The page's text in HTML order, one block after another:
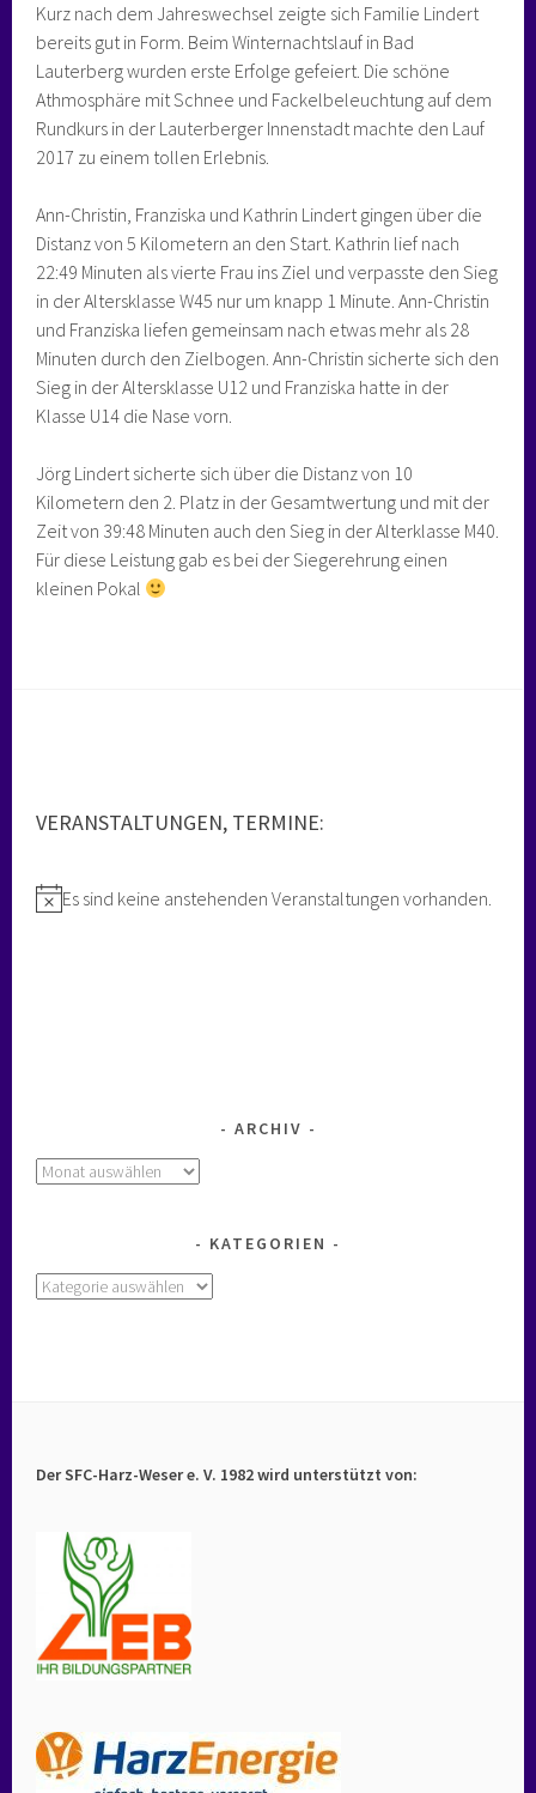
Kurz nach dem Jahreswechsel zeigte sich Familie Lindert
bereits gut in Form. Beim Winternachtslauf in Bad
Lauterberg wurden erste Erfolge gefeiert. Die schöne
Athmosphäre mit Schnee und Fackelbeleuchtung auf dem
Rundkurs in der Lauterberger Innenstadt machte den Lauf
2017 zu einem tollen Erlebnis.
Ann-Christin, Franziska und Kathrin Lindert gingen über die
Distanz von 5 Kilometern an den Start. Kathrin lief nach
22:49 Minuten als vierte Frau ins Ziel und verpasste den Sieg
in der Altersklasse W45 nur um knapp 1 Minute. Ann-Christin
und Franziska liefen gemeinsam nach etwas mehr als 28
Minuten durch den Zielbogen. Ann-Christin sicherte sich den
Sieg in der Altersklasse U12 und Franziska hatte in der
Klasse U14 die Nase vorn.
Jörg Lindert sicherte sich über die Distanz von 10
Kilometern den 2. Platz in der Gesamtwertung und mit der
Zeit von 39:48 Minuten auch den Sieg in der Alterklasse M40.
Für diese Leistung gab es bei der Siegerehrung einen
kleinen Pokal
VERANSTALTUNGEN, TERMINE:
Hinweis
Es sind keine anstehenden Veranstaltungen vorhanden.
ARCHIV
Archiv
KATEGORIEN
Kategorien
Der SFC-Harz-Weser e. V. 1982 wird unterstützt von: